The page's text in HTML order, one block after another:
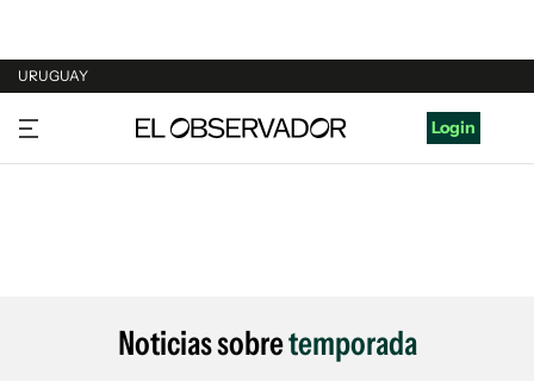
URUGUAY
URUGUAY
ARGENTINA
Login
Noticias sobretemporada